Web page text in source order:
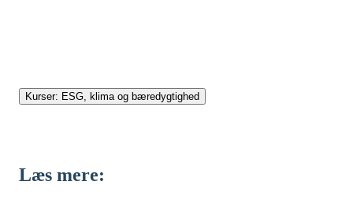
Kurser: ESG, klima og bæredygtighed
Læs mere: